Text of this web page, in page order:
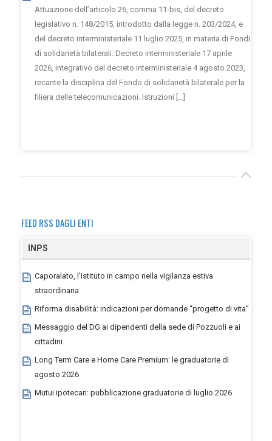
Attuazione dell’articolo 26, comma 11-bis, del decreto
legislativo n. 148/2015, introdotto dalla legge n. 203/2024, e
del decreto interministeriale 11 luglio 2025, in materia di Fondi
di solidarietà bilaterali. Decreto interministeriale 17 aprile
2026, integrativo del decreto interministeriale 4 agosto 2023,
recante la disciplina del Fondo di solidarietà bilaterale per la
filiera delle telecomunicazioni. Istruzioni […]
FEED RSS DAGLI ENTI
INPS
Caporalato, l'Istituto in campo nella vigilanza estiva
straordinaria
Riforma disabilità: indicazioni per domande “progetto di vita”
Messaggio del DG ai dipendenti della sede di Pozzuoli e ai
cittadini
Long Term Care e Home Care Premium: le graduatorie di
agosto 2026
Mutui ipotecari: pubblicazione graduatorie di luglio 2026